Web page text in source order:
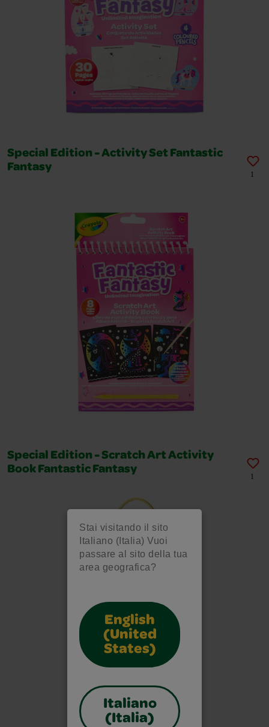
Stai visitando il sito
Italiano (Italia) Vuoi
passare al sito della tua
area geografica?
English
(United
States)
Italiano
(Italia)
Special Edition - Activity Set Fantastic
Fantasy
1
Special Edition - Scratch Art Activity
Book Fantastic Fantasy
1